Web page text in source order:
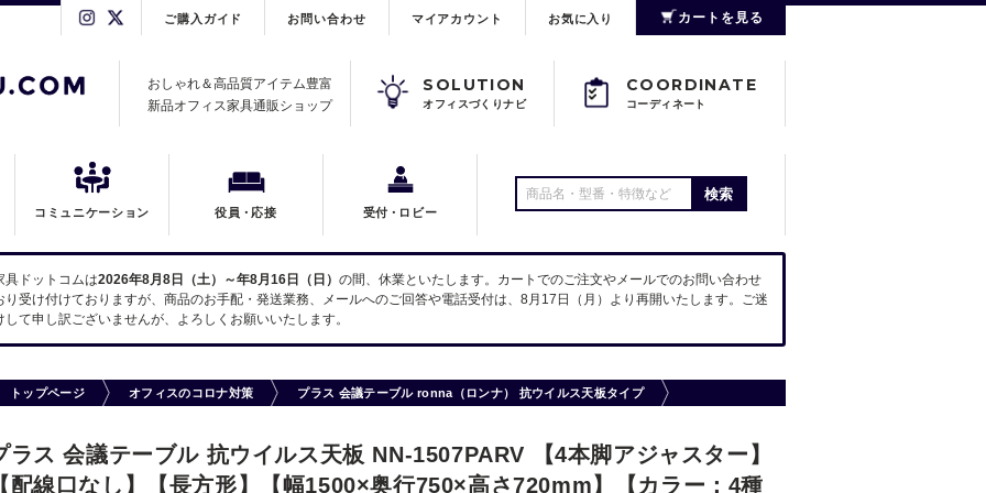
おしゃれ＆高品質アイテム豊富
新品オフィス家具通販ショップ
カートを見る
ご購入ガイド お問い合わせ マイアカウント お気に入り
コミュニケーション 役員 ・応接 受付・ ロビー
検索
SOLUTION
オフィスづくりナビ
COORDINATE
コーディネート
具ドットコムは2026年8月8日（土）～年8月16日（日） の間、休業といたします。カートでのご注文やメールでのお問い合わせ
り受け付けておりますが、商品のお手配・発送業務、メールへのご回答や電話受付は、8月17日（月）より再開いたします。ご迷
して申し訳ございませんが、よろしくお願いいたします。
トップページ オフィスのコロナ対策 プラス 会議テーブル ronna（ロンナ） 抗ウイルス天板タイプ
ラス 会議テーブル 抗ウイルス天板 NN-1507PARV 【4本脚アジャスター】
配線口なし】【長方形】【幅1500×奥行750×高さ720mm】【カラー：4種